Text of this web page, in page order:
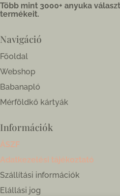
Több mint 3000+ anyuka
termékeit.
Navigáció
Főoldal
Webshop
Babanapló
Mérföldkő kártyák
Információk
ÁSZF
Adatkezelési tájékoztató
Szállítási információk
Elállási jog